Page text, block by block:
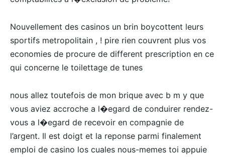
Nouvellement des casinos un brin boycottent leurs
sportifs metropolitain , ! pire rien couvrent plus vos
economies de procure de different prescription en ce
qui concerne le toilettage de tunes
nous allez toutefois de mon brique avec b m y que
vous aviez accroche a l�egard de conduirer rendez-
vous a l�egard de recevoir en compagnie de
l’argent. Il est doigt et la reponse parmi finalement
emploi de casino los cuales nous-memes toi appuie